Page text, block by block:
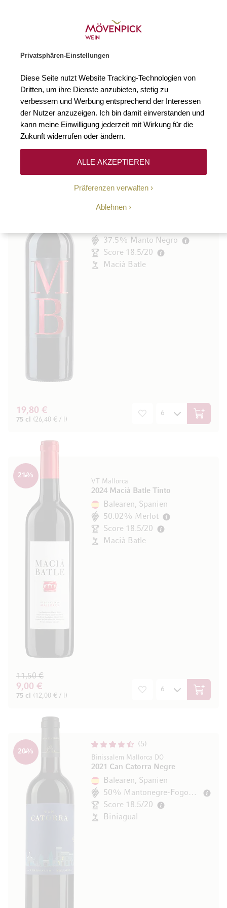
Privatsphären-Einstellungen
Diese Seite nutzt Website Tracking-Technologien von
Dritten, um ihre Dienste anzubieten, stetig zu
verbessern und Werbung entsprechend der Interessen
der Nutzer anzuzeigen. Ich bin damit einverstanden und
kann meine Einwilligung jederzeit mit Wirkung für die
Zukunft widerrufen oder ändern.
Präferenzen verwalten
Ablehnen
ALLE AKZEPTIEREN
Mallorca 3
VT Mallorca
37.5% Manto Negro
Score 18.5/20
Macià Batle
19,80 €
75 cl (26,40 € / l) In den
VT Mallorca
2024 Macià Batle Tinto
21%
Balearen, Spanien
50.02% Merlot
Score 18.5/20
Macià Batle
9,00 €
11,50 €
75 cl (12,00 € / l) In den
5
Binissalem Mallorca DO
2021 Can Catorra Negre
20%
Balearen, Spanien
50% Mantonegre-Fogoneu
Score 18.5/20
Biniagual